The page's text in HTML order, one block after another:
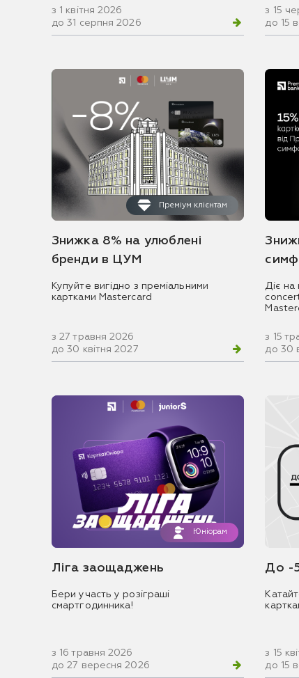
з 1 квітня 2026
до 31 серпня 2026
з 15
до 15
Преміум клієнтам
Знижка 8% на улюблені
бренди в ЦУМ
Купуйте вигідно з преміальними
картками Mastercard
з 27 травня 2026
до 30 квітня 2027
Діє на
з 15
до 30
Юніорам
Ліга заощаджень
Бери участь у розіграші
смартгодинника!
з 16 травня 2026
до 27 вересня 2026
До -
з 15
до 15